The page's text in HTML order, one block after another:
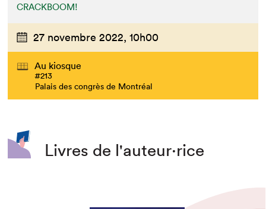
CRACKBOOM!
27 novembre 2022, 10h00
Au kiosque
#213
Palais des congrès de Montréal
Livres de l'auteur·rice